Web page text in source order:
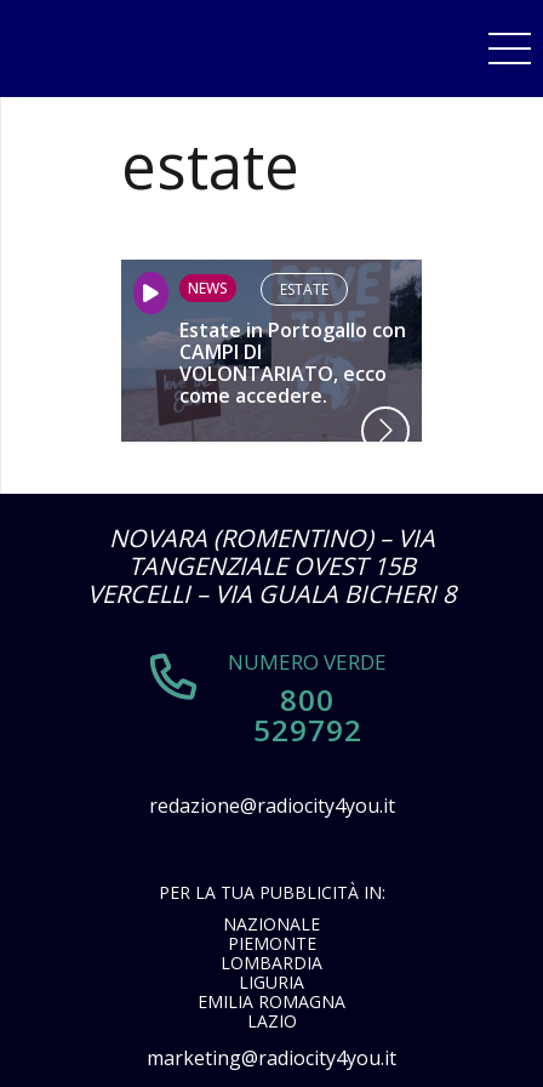
estate
NEWS ESTATE
Estate in Portogallo con
CAMPI DI
VOLONTARIATO, ecco
come accedere.
NOVARA (ROMENTINO) – VIA
TANGENZIALE OVEST 15B
VERCELLI – VIA GUALA BICHERI 8
NUMERO VERDE
800
529792
redazione@radiocity4you.it
PER LA TUA PUBBLICITÀ IN:
NAZIONALE
PIEMONTE
LOMBARDIA
LIGURIA
EMILIA ROMAGNA
LAZIO
marketing@radiocity4you.it